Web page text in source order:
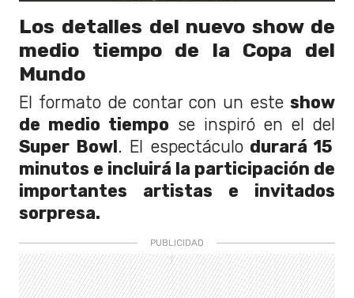
Los detalles del nuevo show de
medio tiempo de la Copa del
Mundo
El formato de contar con un este show
de medio tiempo se inspiró en el del
Super Bowl. El espectáculodurará 15
minutos e incluirá la participación de
importantes artistas e invitados
sorpresa.